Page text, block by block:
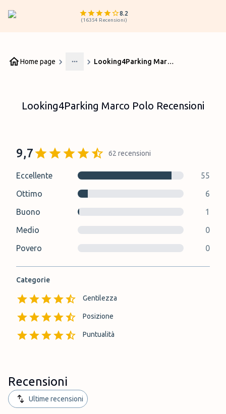
8.2
(16354 Recensioni)
Home page
More
Looking4Parking Marco Polo Recensioni
Looking4Parking Marco Polo Recensioni
9,7 62 recensioni
Eccellente
55
Ottimo
6
Buono
1
Medio
0
Povero
0
Categorie
Gentilezza
Posizione
Puntualità
Recensioni
Ultime recensioni